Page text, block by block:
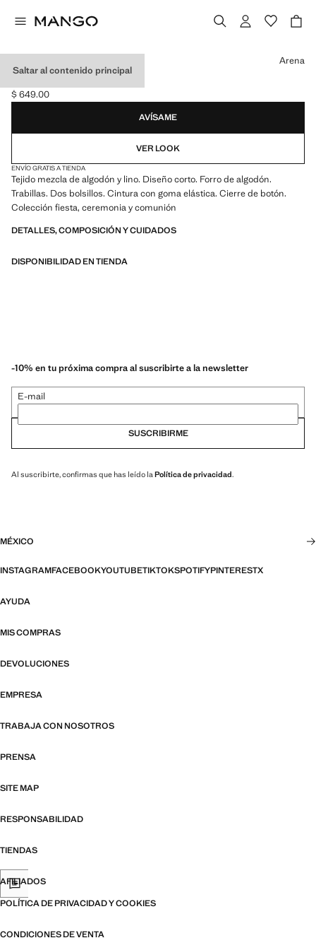
Saltar al contenido principal
BERMUDAS LINO
Precio actual [$ 649.00 ]
$ 649.00
Selecciona un color
Arena
AVÍSAME
VER LOOK
ENVÍO GRATIS A TIENDA
Tejido mezcla de algodón y lino. Diseño corto. Forro de algodón.
Trabillas. Dos bolsillos. Cintura con goma elástica. Cierre de botón.
Colección fiesta, ceremonia y comunión
DETALLES, COMPOSICIÓN Y CUIDADOS
DISPONIBILIDAD EN TIENDA
-10% en tu próxima compra al suscribirte a la newsletter
E-mail
SUSCRIBIRME
Al suscribirte, confirmas que has leído la Política de privacidad.
MÉXICO
INSTAGRAMFACEBOOKYOUTUBETIKTOKSPOTIFYPINTERESTX
AYUDA
MIS COMPRAS
DEVOLUCIONES
EMPRESA
TRABAJA CON NOSOTROS
PRENSA
SITE MAP
RESPONSABILIDAD
TIENDAS
AFILIADOS
POLÍTICA DE PRIVACIDAD Y COOKIES
CONDICIONES DE VENTA